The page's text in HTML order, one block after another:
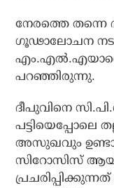
നേരത്തെ തന്നെ
ഗൂഢാലോചന
പറഞ്ഞിരുന്നു.
ദീപുവിനെ
പട്ടിയെപ്പോലെ
അസുഖവും
സിറോസിസ്
പ്രചരിപ്പിക്കുന്നത്